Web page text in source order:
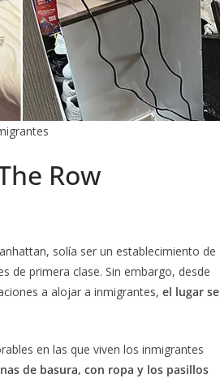
Row
solía ser un establecimiento de
de primera clase. Sin embargo, desde
a alojar a inmigrantes, el lugar se
en las que viven los inmigrantes
de basura, con ropa y los pasillos